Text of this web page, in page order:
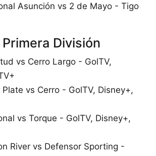
Asunción vs 2 de Mayo - Tigo
División
vs Cerro Largo - GolTV,
Plate vs Cerro - GolTV, Disney+,
vs Torque - GolTV, Disney+,
River vs Defensor Sporting -